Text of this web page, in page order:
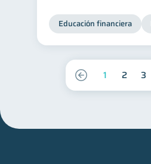
Educación financiera
1 2 3